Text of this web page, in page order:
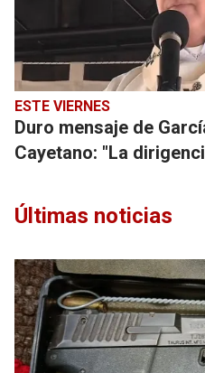
ESTE VIERNES
Duro mensaje de
Cayetano: "La
Últimas noticias